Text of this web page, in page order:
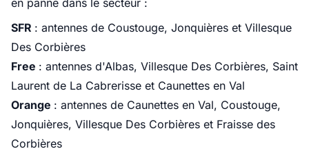
en panne dans le secteur :
SFR : antennes de Coustouge, Jonquières et Villesque
Des Corbières
Free : antennes d'Albas, Villesque Des Corbières, Saint
Laurent de La Cabrerisse et Caunettes en Val
Orange : antennes de Caunettes en Val, Coustouge,
Jonquières, Villesque Des Corbières et Fraisse des
Corbières